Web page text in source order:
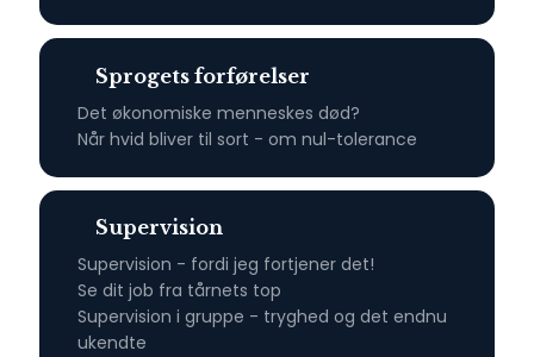
Sprogets forførelser
Det økonomiske menneskes død?
​Når hvid bliver til sort - om nul-tolerance
Supervision
Supervision - fordi jeg fortjener det!
Se dit job fra tårnets top
Supervision i gruppe - tryghed og det endnu
ukendte